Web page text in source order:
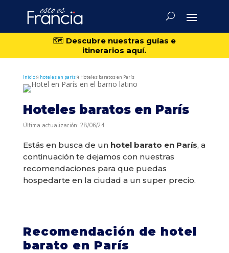
🗺️ Descubre nuestras guías e
itinerarios aquí.
Inicio 9 hoteles en paris 9 Hoteles baratos en París
Hoteles baratos en París
Última actualización: 28/06/24
Estás en busca de un hotel barato en París, a
continuación te dejamos con nuestras
recomendaciones para que puedas
hospedarte en la ciudad a un super precio.
Recomendación de hotel
barato en París